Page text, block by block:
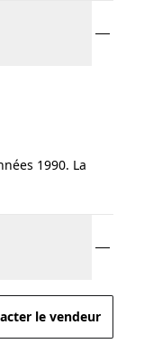
1990. La
le vendeur